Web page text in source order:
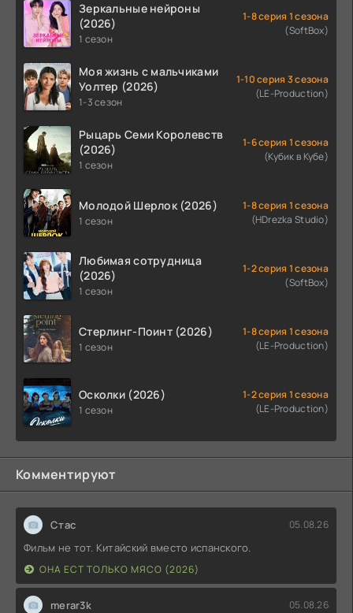
Зеркальные нейроны
(2026)
1 сезон
1-8 серия 1 сезона
(SoftBox)
Моя жизнь с мальчиками
Уолтер (2026)
1-3 сезон
1-10 серия 3 сезона
(LE-Production)
Рыцарь Семи Королевств
(2026)
1 сезон
1-6 серия 1 сезона
(Кубик в Кубе)
Молодой Шерлок (2026)
1 сезон
1-8 серия 1 сезона
(HDrezka Studio)
Любимая сотрудница
(2026)
1 сезон
1-2 серия 1 сезона
(SoftBox)
Стерлинг-Поинт (2026)
1 сезон
1-8 серия 1 сезона
(LE-Production)
Осколки (2026)
1 сезон
1-2 серия 1 сезона
(LE-Production)
Комментируют
Стас 05.08.26
Фильм не тот. Китайский вместо испанского.
ОНА ЕСТ ТОЛЬКО МЯСО (2026)
merar3k 05.08.26